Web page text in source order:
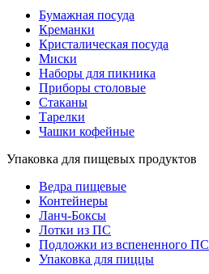
Бумажная посуда
Креманки
Кристалическая посуда
Миски
Наборы для пикника
Приборы столовые
Стаканы
Тарелки
Чашки кофейные
Упаковка для пищевых продуктов
Ведра пищевые
Контейнеры
Ланч-Боксы
Лотки из ПС
Подложки из вспененного ПС
Упаковка для пиццы